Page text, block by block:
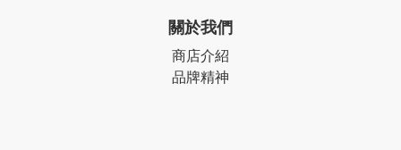
關於我們
商店介紹
品牌精神